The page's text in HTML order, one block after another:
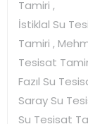
Tamiri ,
İstiklal Su
Tamiri ,
Tesisat
Fazıl Su
Saray Su
Su Tesisat